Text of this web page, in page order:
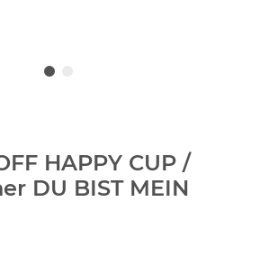
HAPPY CUP /
DU BIST MEIN